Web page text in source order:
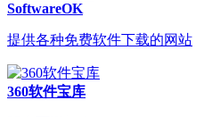
SoftwareOK
提供各种免费软件下载的网站
360软件宝库